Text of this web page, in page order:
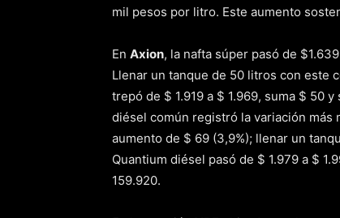
mil pesos por litro. Este aumento
En Axion, la nafta súper pasó de
Llenar un tanque de 50 litros con este
trepó de $ 1.919 a $ 1.969, suma $ 50
diésel común registró la variación más
aumento de $ 69 (3,9%); llenar un
Quantium diésel pasó de $ 1.979 a $
159.920.